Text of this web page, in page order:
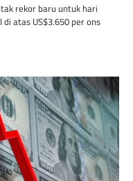
rekor baru untuk hari
atas US$3.650 per ons